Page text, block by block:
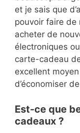
et je sais que
pouvoir faire de
acheter de
électroniques
carte-cadeau
excellent
d’économiser
Est-ce que
cadeaux ?